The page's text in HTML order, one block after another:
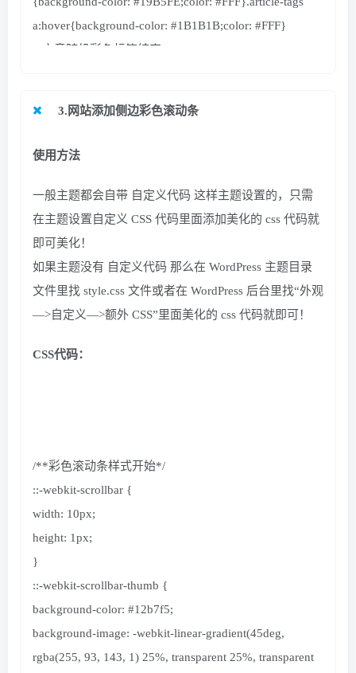
a:hover{background-color: #1B1B1B;color: #FFF}
/*文章随机彩色标签结束*/
3.网站添加侧边彩色滚动条
使用方法
一般主题都会自带 自定义代码 这样主题设置的，只需
在主题设置自定义 CSS 代码里面添加美化的 css 代码就
即可美化！
如果主题没有 自定义代码 那么在 WordPress 主题目录
文件里找 style.css 文件或者在 WordPress 后台里找“外观
—>自定义—>额外 CSS”里面美化的 css 代码就即可！
CSS代码：
/**彩色滚动条样式开始*/
::-webkit-scrollbar {
width: 10px;
height: 1px;
}
::-webkit-scrollbar-thumb {
background-color: #12b7f5;
background-image: -webkit-linear-gradient(45deg,
rgba(255, 93, 143, 1) 25%, transparent 25%, transparent